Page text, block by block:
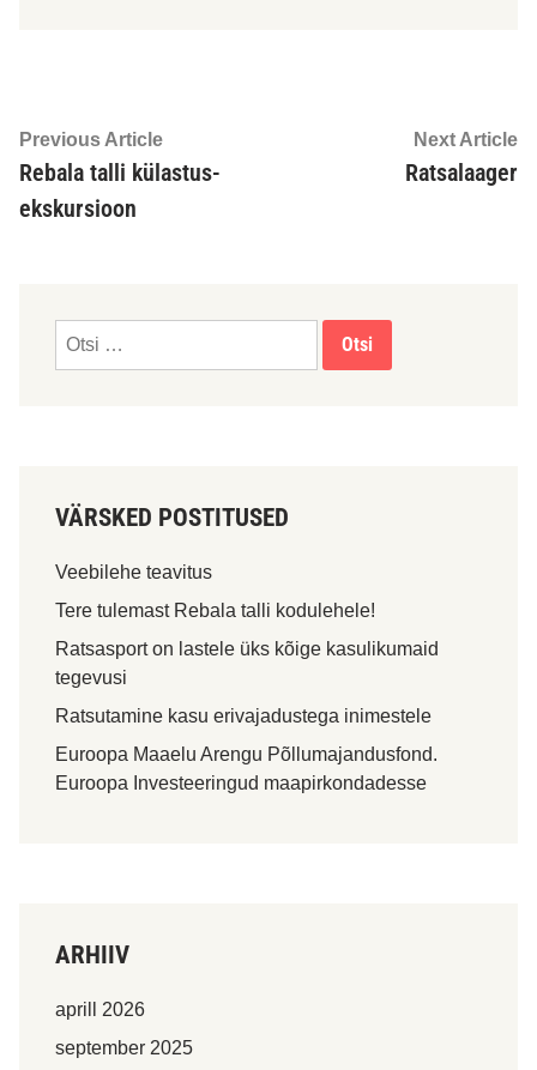
Previous Article
Rebala talli külastus-
ekskursioon
Next Article
Ratsalaager
VÄRSKED POSTITUSED
Veebilehe teavitus
Tere tulemast Rebala talli kodulehele!
Ratsasport on lastele üks kõige kasulikumaid
tegevusi
Ratsutamine kasu erivajadustega inimestele
Euroopa Maaelu Arengu Põllumajandusfond.
Euroopa Investeeringud maapirkondadesse
ARHIIV
aprill 2026
september 2025